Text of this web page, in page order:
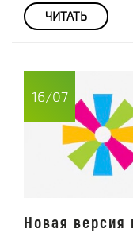
ЧИТАТЬ
16/07
Новая версия